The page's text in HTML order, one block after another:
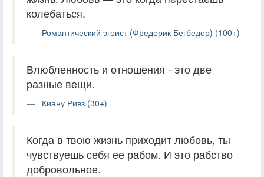
колебаться.
Романтический эгоист (Фредерик Бегбедер) (100+)
Влюбленность и отношения - это две
разные вещи.
Киану Ривз (30+)
Когда в твою жизнь приходит любовь, ты
чувствуешь себя ее рабом. И это рабство
добровольное.